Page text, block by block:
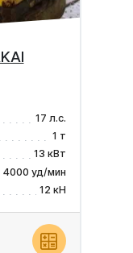
17 л.с.
1 т
13 кВт
4000 уд/мин
12 кН